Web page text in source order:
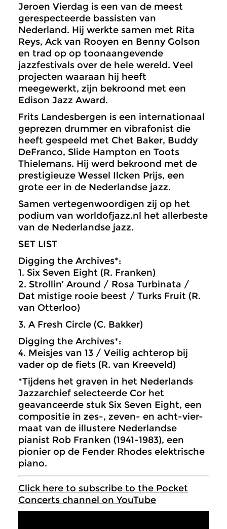
Jeroen Vierdag is een van de meest
gerespecteerde bassisten van
Nederland. Hij werkte samen met Rita
Reys, Ack van Rooyen en Benny Golson
en trad op op toonaangevende
jazzfestivals over de hele wereld. Veel
projecten waaraan hij heeft
meegewerkt, zijn bekroond met een
Edison Jazz Award.
Frits Landesbergen is een internationaal
geprezen drummer en vibrafonist die
heeft gespeeld met Chet Baker, Buddy
DeFranco, Slide Hampton en Toots
Thielemans. Hij werd bekroond met de
prestigieuze Wessel Ilcken Prijs, een
grote eer in de Nederlandse jazz.
Samen vertegenwoordigen zij op het
podium van worldofjazz.nl het allerbeste
van de Nederlandse jazz.
SET LIST
Digging the Archives*:
1. Six Seven Eight (R. Franken)
2. Strollin’ Around / Rosa Turbinata /
Dat mistige rooie beest / Turks Fruit (R.
van Otterloo)
3. A Fresh Circle (C. Bakker)
Digging the Archives*:
4. Meisjes van 13 / Veilig achterop bij
vader op de fiets (R. van Kreeveld)
*Tijdens het graven in het Nederlands
Jazzarchief selecteerde Cor het
geavanceerde stuk Six Seven Eight, een
compositie in zes-, zeven- en acht-vier-
maat van de illustere Nederlandse
pianist Rob Franken (1941-1983), een
pionier op de Fender Rhodes elektrische
piano.
Click here to subscribe to the Pocket
Concerts channel on YouTube